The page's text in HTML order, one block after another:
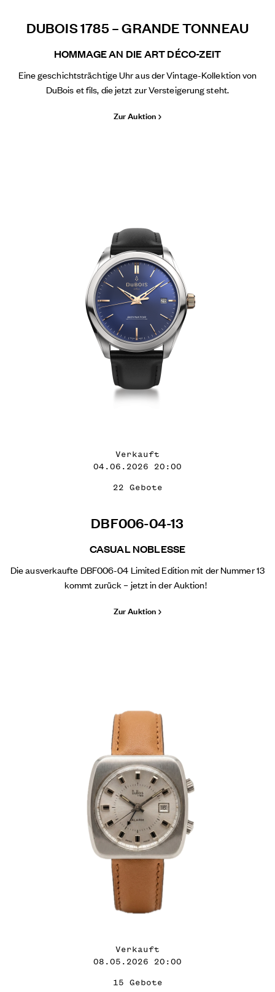
DUBOIS 1785 – GRANDE TONNEAU
HOMMAGE AN DIE ART DÉCO-ZEIT
Eine geschichtsträchtige Uhr aus der Vintage-Kollektion von
DuBois et fils, die jetzt zur Versteigerung steht.
Zur Auktion
Verkauft
04.06.2026 20:00
22 Gebote
DBF006-04-13
CASUAL NOBLESSE
Die ausverkaufte DBF006-04 Limited Edition mit der Nummer 13
kommt zurück – jetzt in der Auktion!
Zur Auktion
Verkauft
08.05.2026 20:00
15 Gebote